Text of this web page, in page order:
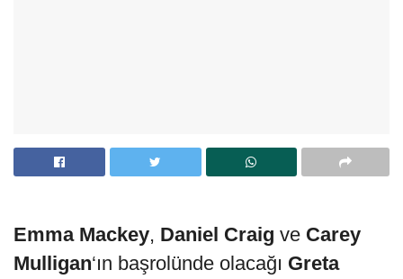
Emma Mackey, Daniel Craig ve Carey
Mulligan‘ın başrolünde olacağı Greta